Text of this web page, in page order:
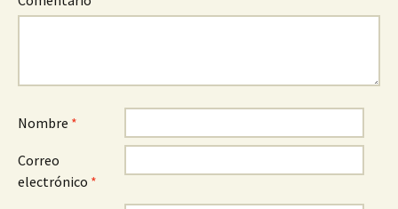
Nombre *
Correo
electrónico *